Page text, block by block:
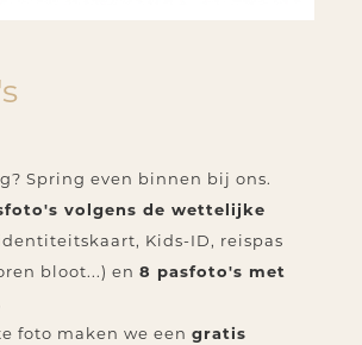
Spring even binnen bij ons.
volgens de wettelijke
Kids-ID, reispas
bloot...) en 8 pasfoto's met
foto maken we een gratis